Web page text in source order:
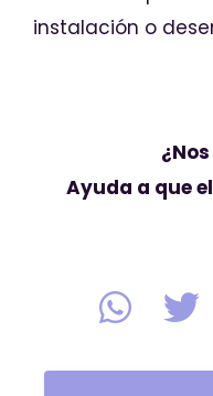
instalación o
Ayuda a que